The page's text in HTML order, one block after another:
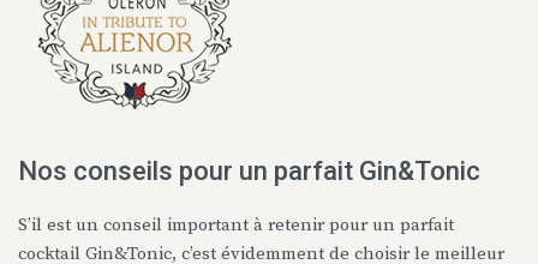
Nos conseils pour un parfait Gin&Tonic
S’il est un conseil important à retenir pour un parfait
cocktail Gin&Tonic, c’est évidemment de choisir le meilleur